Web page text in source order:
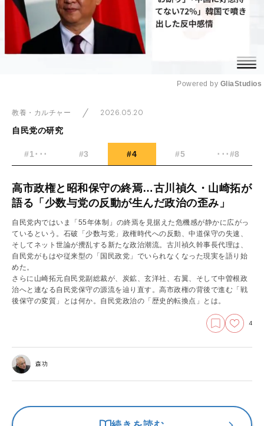
Powered by GliaStudios
教養・カルチャー
2026.05.20
自民党の研究
#1･･･ #3 #4 #5 ･･･#8
高市政権と昭和保守の終焉…古川禎久・山崎拓が
語る「少数与党の反動が生んだ政治の歪み」
自民党内ではいま「55年体制」の終焉を見据えた危機感が静かに広がっ
ているという。石破「少数与党」政権時代への反動、中道保守の失速、
そしてネット世論が攪乱する新たな政治潮流。古川禎久幹事長代理は、
自民党がもはや従来型の「国民政党」でいられなくなった現実を語り始
めた。
さらに山崎拓元自民党副総裁が、炭鉱、玄洋社、右翼、そして中曽根政
治へと連なる自民党保守の源流を辿り直す。高市政権の背後で進む「戦
後保守の変質」とは何か。自民党政治の「歴史的転換点」とは。
4
森功